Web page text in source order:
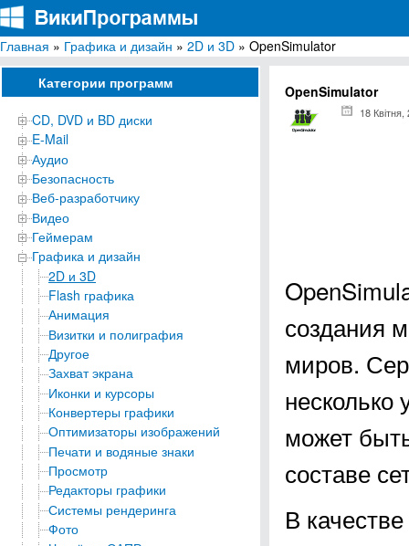
ВикиПрограммы
Энциклопедия бесплатных компьютерных программ для Windows
Главная » Графика и дизайн » 2D и 3D » OpenSimulator
Категории программ
CD, DVD и BD диски
E-Mail
Аудио
Безопасность
Веб-разработчику
Видео
Геймерам
Графика и дизайн
2D и 3D
Flash графика
Анимация
Визитки и полиграфия
Другое
Захват экрана
Иконки и курсоры
Конвертеры графики
Оптимизаторы изображений
Печати и водяные знаки
Просмотр
Редакторы графики
Системы рендеринга
Фото
OpenSimulator
18 Квітня,
создания
миров.
несколько
может
составе
В